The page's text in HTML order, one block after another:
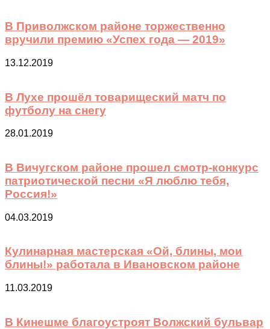
В Приволжском районе торжественно
вручили премию «Успех года — 2019»
13.12.2019
В Лухе прошёл товарищеский матч по
футболу на снегу
28.01.2019
В Вичугском районе прошел смотр-конкурс
патриотической песни «Я люблю тебя,
Россия!»
04.03.2019
Кулинарная мастерская «Ой, блины, мои
блины!» работала в Ивановском районе
11.03.2019
В Кинешме благоустроят Волжский бульвар